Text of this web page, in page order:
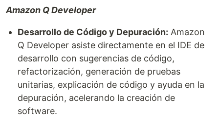
Amazon Q Developer
Desarrollo de Código y Depuración: Amazon
Q Developer asiste directamente en el IDE de
desarrollo con sugerencias de código,
refactorización, generación de pruebas
unitarias, explicación de código y ayuda en la
depuración, acelerando la creación de
software.